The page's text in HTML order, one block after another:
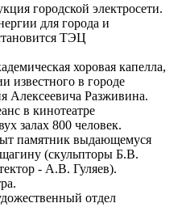
городской электросети.
для города и
ТЭЦ
хоровая капелла,
известного в городе
Алексеевича Разживина.
в кинотеатре
залах 800 человек.
памятник выдающемуся
(скульпторы Б.В.
- А.В. Гуляев).
отдел